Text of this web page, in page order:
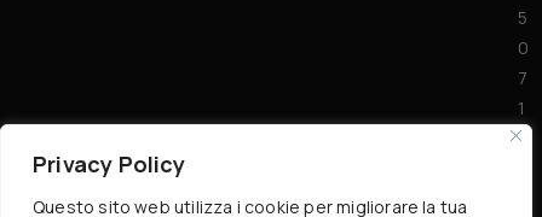
Privacy Policy
Questo sito web utilizza i cookie per migliorare la tua
5
0
7
1
7